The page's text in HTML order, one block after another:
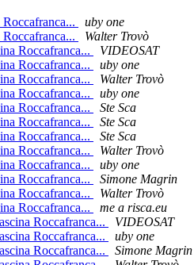
uby one
Walter Trovò
Roccafranca...
VIDEOSAT
Roccafranca...
uby one
Roccafranca...
Walter Trovò
Roccafranca...
uby one
Roccafranca...
Ste Sca
Roccafranca...
Ste Sca
Roccafranca...
Ste Sca
Roccafranca...
Walter Trovò
Roccafranca...
uby one
Roccafranca...
Simone Magrin
Roccafranca...
Walter Trovò
Roccafranca...
me a risca.eu
Roccafranca...
VIDEOSAT
Roccafranca...
uby one
Roccafranca...
Simone Magrin